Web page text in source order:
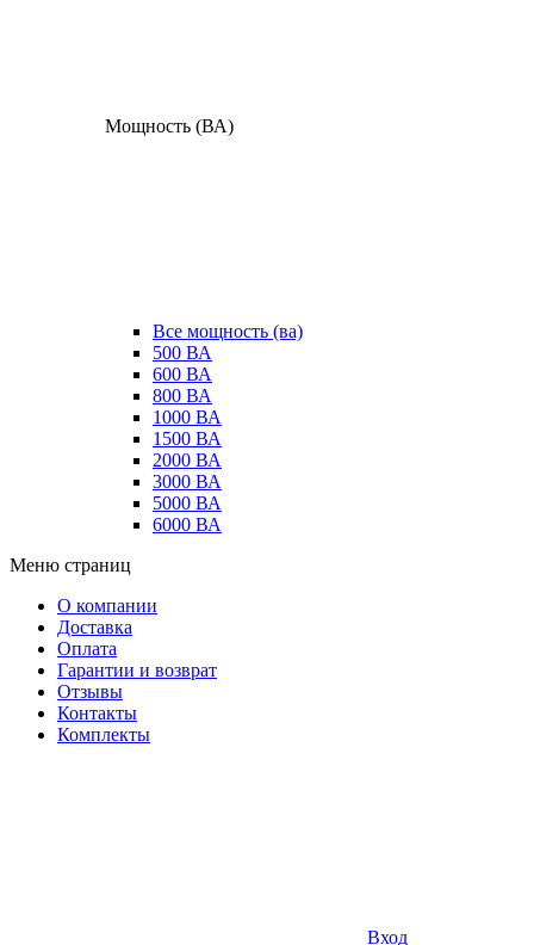
Мощность (ВА)
Все мощность (ва)
500 ВА
600 ВА
800 ВА
1000 ВА
1500 ВА
2000 ВА
3000 ВА
5000 ВА
6000 ВА
Меню страниц
О компании
Доставка
Оплата
Гарантии и возврат
Отзывы
Контакты
Комплекты
Вход